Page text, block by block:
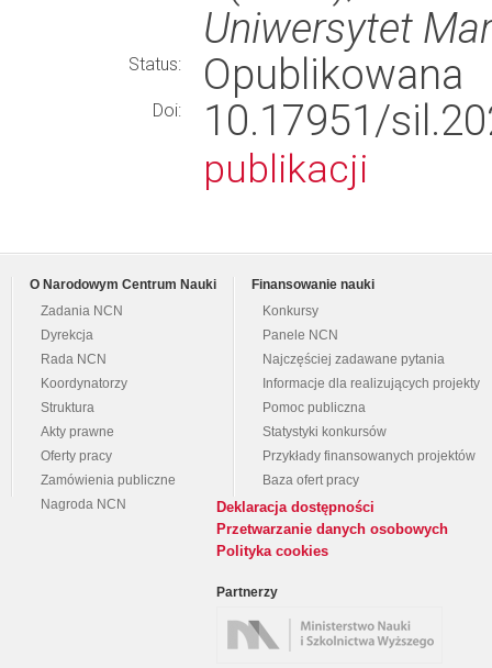
Uniwersytet
Status: Opublikowana
Doi: 10.17951/
publikacji
O Narodowym Centrum Nauki
Zadania NCN
Dyrekcja
Rada NCN
Koordynatorzy
Struktura
Akty prawne
Oferty pracy
Zamówienia publiczne
Nagroda NCN
Finansowanie nauki
Konkursy
Panele NCN
Najczęściej zadawane pytania
Informacje dla realizujących projekty
Pomoc publiczna
Statystyki konkursów
Przykłady finansowanych projektów
Baza ofert pracy
Deklaracja dostępności
Przetwarzanie danych osobowych
Polityka cookies
Partnerzy